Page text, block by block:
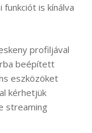
is kínálva
profiljával
beépített
eszközöket
kérhetjük
streaming